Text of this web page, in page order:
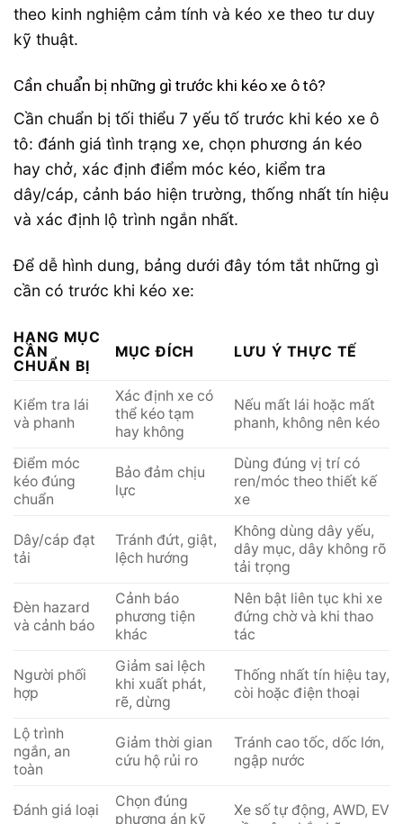
theo kinh nghiệm cảm tính và kéo xe theo tư duy
kỹ thuật.
Cần chuẩn bị những gì trước khi kéo xe ô tô?
Cần chuẩn bị tối thiểu 7 yếu tố trước khi kéo xe ô
tô: đánh giá tình trạng xe, chọn phương án kéo
hay chở, xác định điểm móc kéo, kiểm tra
dây/cáp, cảnh báo hiện trường, thống nhất tín hiệu
và xác định lộ trình ngắn nhất.
Để dễ hình dung, bảng dưới đây tóm tắt những gì
cần có trước khi kéo xe:
HẠNG MỤC
CẦN
CHUẨN BỊ
MỤC ĐÍCH LƯU Ý THỰC TẾ
Kiểm tra lái
và phanh
Xác định xe có
thể kéo tạm
hay không
Nếu mất lái hoặc mất
phanh, không nên kéo
Điểm móc
kéo đúng
chuẩn
Bảo đảm chịu
lực
Dùng đúng vị trí có
ren/móc theo thiết kế
xe
Dây/cáp đạt
tải
Tránh đứt, giật,
lệch hướng
Không dùng dây yếu,
dây mục, dây không rõ
tải trọng
Đèn hazard
và cảnh báo
Cảnh báo
phương tiện
khác
Nên bật liên tục khi xe
đứng chờ và khi thao
tác
Người phối
hợp
Giảm sai lệch
khi xuất phát,
rẽ, dừng
Thống nhất tín hiệu tay,
còi hoặc điện thoại
Lộ trình
ngắn, an
toàn
Giảm thời gian
cứu hộ rủi ro
Tránh cao tốc, dốc lớn,
ngập nước
Đánh giá loại
Chọn đúng
phương án kỹ
Xe số tự động, AWD, EV